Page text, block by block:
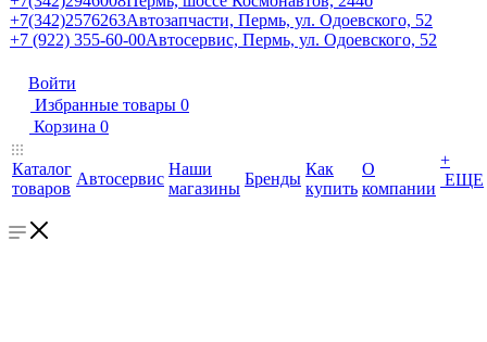
+7(342)2576263Автозапчасти, Пермь, ул. Одоевского, 52
+7 (922) 355-60-00Автосервис, Пермь, ул. Одоевского, 52
Войти
Избранные товары 0
Корзина 0
Каталог
товаров
Автосервис
Наши
магазины
Бренды
Как
купить
О
компании
+
ЕЩЕ